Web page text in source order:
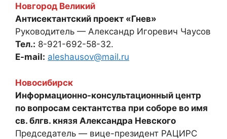
Новгород Великий
Антисектантский проект «Гнев»
Руководитель — Александр Игоревич Чаусов
Тел.: 8-921-692-58-32.
E-mail: aleshausov@mail.ru
Новосибирск
Информационно-консультационный центр
по вопросам сектантства при соборе во имя
св. блгв. князя Александра Невского
Председатель — вице-президент РАЦИРС